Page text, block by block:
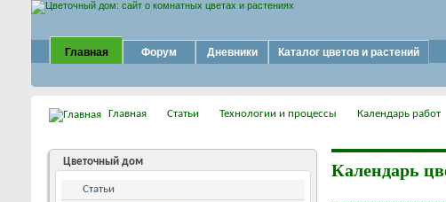
Главная Форум Дневники Каталог цветов и растений
Главная Статьи Технологии и процессы Календарь работ
Календарь
Цветочный дом
Статьи